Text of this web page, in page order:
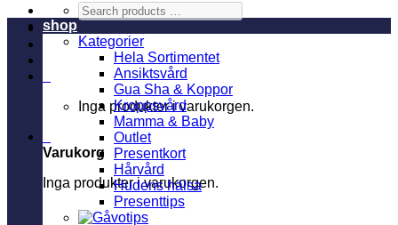
Search
products
…
Inga produkter i varukorgen.
Varukorg
Inga produkter i varukorgen.
shop
Kategorier
Hela Sortimentet
Ansiktsvård
Gua Sha & Koppor
Kroppsvård
Mamma & Baby
Outlet
Presentkort
Hårvård
Hudens hälsa
Presenttips